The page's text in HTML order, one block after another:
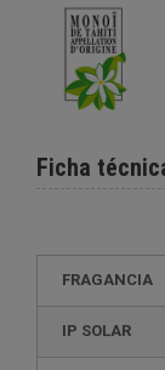
Ficha
FRAGANCIA
IP SOLAR